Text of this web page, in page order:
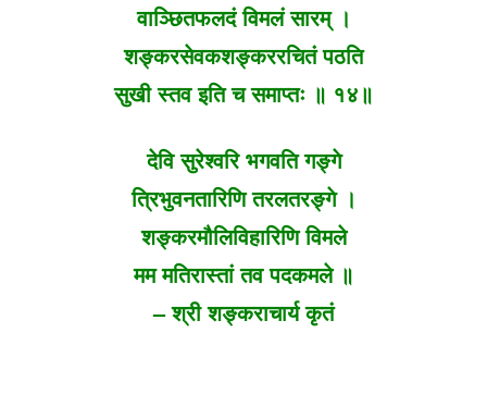
वाञ्छितफलदं विमलं सारम् ।
शङ्करसेवकशङ्कररचितं पठति
सुखी स्तव इति च समाप्तः ॥ १४॥
देवि सुरेश्वरि भगवति गङ्गे
त्रिभुवनतारिणि तरलतरङ्गे ।
शङ्करमौलिविहारिणि विमले
मम मतिरास्तां तव पदकमले ॥
– श्री शङ्कराचार्य कृतं